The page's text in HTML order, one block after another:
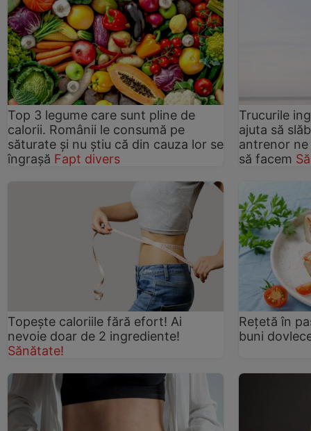
Top 3 legume care sunt pline de
calorii. Românii le consumă pe
săturate și nu știu că din cauza lor se
îngrașă Fapt divers
Trucurile
ajuta să
antrenor
să facem
Topește caloriile fără efort! Ai
nevoie doar de 2 ingrediente!
Sănătate!
Reţetă în
buni